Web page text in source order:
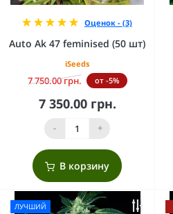
Оценок - (3)
Auto Ak 47 feminised (50 шт)
iSeeds
7 750.00 грн. от -5%
7 350.00 грн.
- +
В корзину
ЛУЧШИЙ